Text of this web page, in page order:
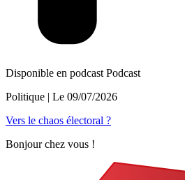
Disponible en podcast Podcast
Politique | Le 09/07/2026
Vers le chaos électoral ?
Bonjour chez vous !